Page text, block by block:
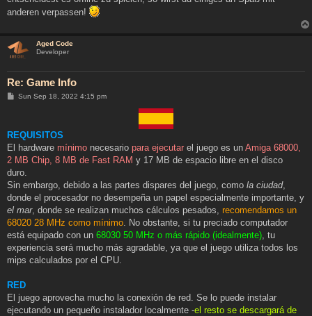
anderen verpassen!
Aged Code
Developer
Re: Game Info
PSun Sep 18, 2022 4:15 pm
REQUISITOS
El hardware mínimo necesario para ejecutar el juego es un Amiga 68000,
2 MB Chip, 8 MB de Fast RAM y 17 MB de espacio libre en el disco
duro.
Sin embargo, debido a las partes dispares del juego, como la ciudad,
donde el procesador no desempeña un papel especialmente importante, y
el mar, donde se realizan muchos cálculos pesados, recomendamos un
68020 28 MHz como mínimo . No obstante, si tu preciado computador
está equipado con un 68030 50 MHz o más rápido (idealmente) , tu
experiencia será mucho más agradable, ya que el juego utiliza todos los
mips calculados por el CPU.
RED
El juego aprovecha mucho la conexión de red. Se lo puede instalar
ejecutando un pequeño instalador localmente -el resto se descargará de